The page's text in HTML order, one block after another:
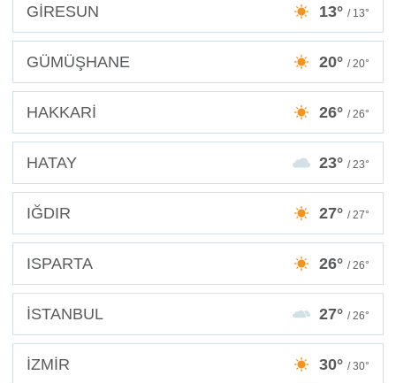
GİRESUN 13° / 13°
GÜMÜŞHANE 20° / 20°
HAKKARİ 26° / 26°
HATAY 23° / 23°
IĞDIR 27° / 27°
ISPARTA 26° / 26°
İSTANBUL 27° / 26°
İZMİR 30° / 30°